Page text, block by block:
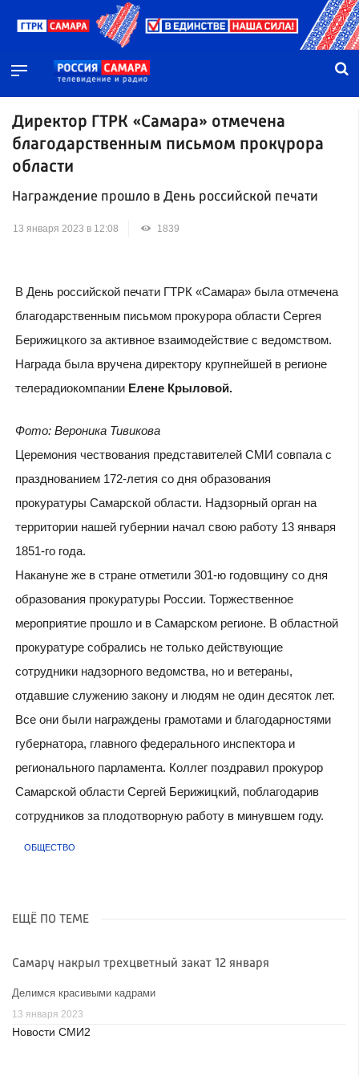
Директор ГТРК «Самара» отмечена
благодарственным письмом прокурора
области
Награждение прошло в День российской печати
13 января 2023 в 12:08 1839
В День российской печати ГТРК «Самара» была отмечена
благодарственным письмом прокурора области Сергея
Берижицкого за активное взаимодействие с ведомством.
Награда была вручена директору крупнейшей в регионе
телерадиокомпании Елене Крыловой.
Фото: Вероника Тивикова
Церемония чествования представителей СМИ совпала с
празднованием 172-летия со дня образования
прокуратуры Самарской области. Надзорный орган на
территории нашей губернии начал свою работу 13 января
1851-го года.
Накануне же в стране отметили 301-ю годовщину со дня
образования прокуратуры России. Торжественное
мероприятие прошло и в Самарском регионе. В областной
прокуратуре собрались не только действующие
сотрудники надзорного ведомства, но и ветераны,
отдавшие служению закону и людям не один десяток лет.
Все они были награждены грамотами и благодарностями
губернатора, главного федерального инспектора и
регионального парламента. Коллег поздравил прокурор
Самарской области Сергей Берижицкий, поблагодарив
сотрудников за плодотворную работу в минувшем году.
ОБЩЕСТВО
ЕЩЁ ПО ТЕМЕ
Самару накрыл трехцветный закат 12 января
Делимся красивыми кадрами
13 января 2023
Новости СМИ2